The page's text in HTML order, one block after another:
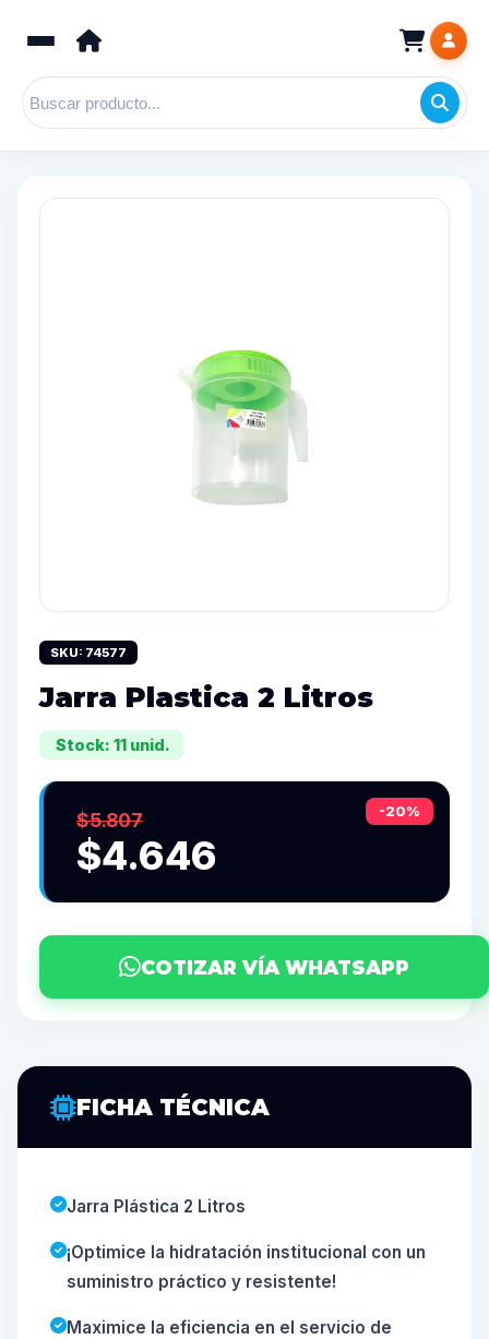
SKU: 74577
Jarra Plastica 2 Litros
Stock: 11 unid.
-20%
$5.807
$4.646
COTIZAR VÍA WHATSAPP
FICHA TÉCNICA
Jarra Plástica 2 Litros
¡Optimice la hidratación institucional con un
suministro práctico y resistente!
Maximice la eficiencia en el servicio de